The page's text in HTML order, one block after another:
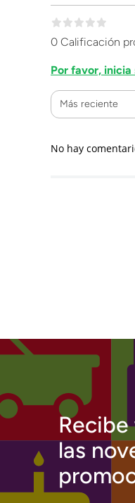
0 Calificación
Por favor,
Más reciente
No hay
las